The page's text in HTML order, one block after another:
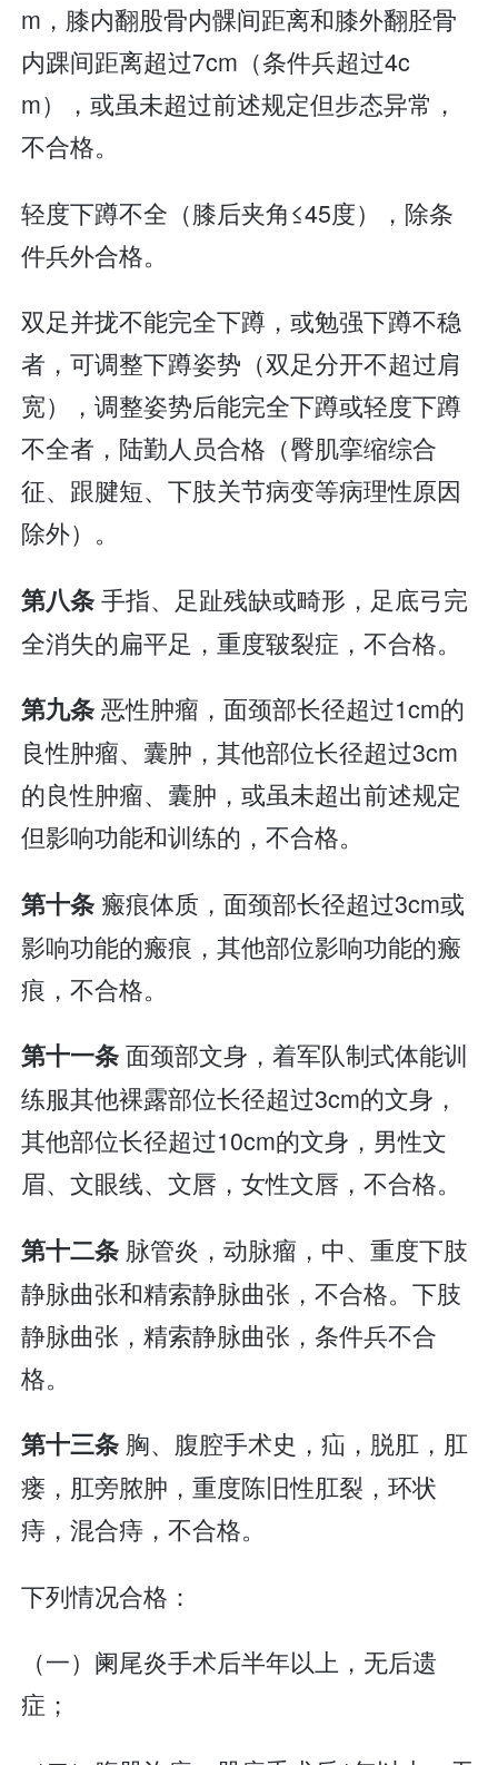
m，膝内翻股骨内髁间距离和膝外翻胫骨
内踝间距离超过7cm（条件兵超过4c
m），或虽未超过前述规定但步态异常，
不合格。
轻度下蹲不全（膝后夹角≤45度），除条
件兵外合格。
双足并拢不能完全下蹲，或勉强下蹲不稳
者，可调整下蹲姿势（双足分开不超过肩
宽），调整姿势后能完全下蹲或轻度下蹲
不全者，陆勤人员合格（臀肌挛缩综合
征、跟腱短、下肢关节病变等病理性原因
除外）。
第八条手指、足趾残缺或畸形，足底弓完
全消失的扁平足，重度皲裂症，不合格。
第九条恶性肿瘤，面颈部长径超过1cm的
良性肿瘤、囊肿，其他部位长径超过3cm
的良性肿瘤、囊肿，或虽未超出前述规定
但影响功能和训练的，不合格。
第十条 瘢痕体质，面颈部长径超过3cm或
影响功能的瘢痕，其他部位影响功能的瘢
痕，不合格。
第十一条面颈部文身，着军队制式体能训
练服其他裸露部位长径超过3cm的文身，
其他部位长径超过10cm的文身，男性文
眉、文眼线、文唇，女性文唇，不合格。
第十二条 脉管炎，动脉瘤，中、重度下肢
静脉曲张和精索静脉曲张，不合格。下肢
静脉曲张，精索静脉曲张，条件兵不合
格。
第十三条 胸、腹腔手术史，疝，脱肛，肛
瘘，肛旁脓肿，重度陈旧性肛裂，环状
痔，混合痔，不合格。
下列情况合格：
（一）阑尾炎手术后半年以上，无后遗
症；